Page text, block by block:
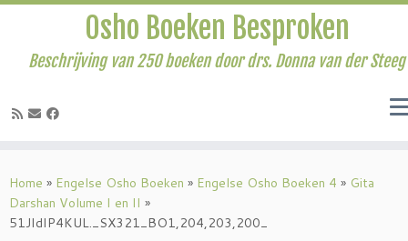
naar
inhoud
Osho Boeken Besproken
Beschrijving van 250 boeken door drs. Donna van der Steeg
Home » Engelse Osho Boeken » Engelse Osho Boeken 4 » Gita
Darshan Volume I en II »
51JIdIP4KUL._SX321_BO1,204,203,200_